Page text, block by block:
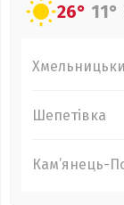
26° 11°
Шепетівка
Кам’янець-